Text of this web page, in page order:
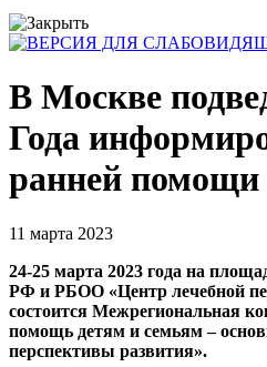
В Москве
Года
ранней помощи
11 марта 2023
24-25 марта 2023 года на
РФ и РБОО «Центр лечебной
состоится Межрегиональная
помощь детям и семьям –
перспективы развития».